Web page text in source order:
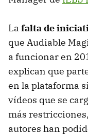
La falta de
que Audiable
a funcionar en
explican que
en la plataforma
vídeos que se
más
autores han